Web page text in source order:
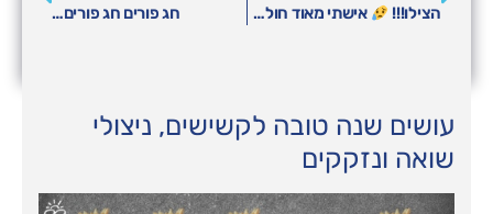
הצילו!!! אישתי מאוד חולה, יש לנו 4 ילדים קטנים אחד מהם אוטיסט ועומדים לזרוק אותנו לרחוב חג פורים חג פורים…
עושים שנה טובה לקשישים, ניצולי
שואה ונזקקים